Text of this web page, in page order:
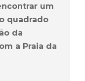
um
quadrado
da
a Praia da